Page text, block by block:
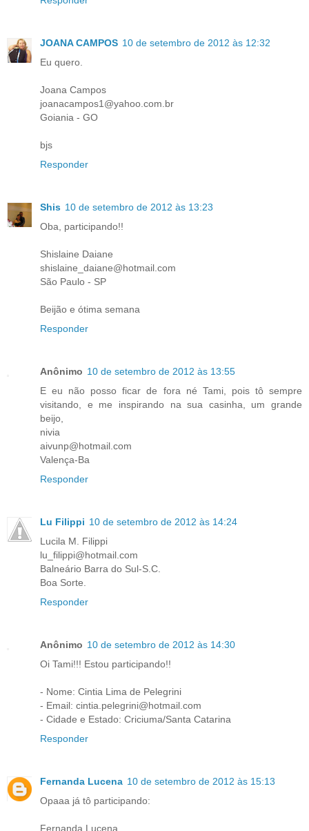
JOANA CAMPOS 10 de setembro de 2012 às 12:32
Eu quero.
Joana Campos
joanacampos1@yahoo.com.br
Goiania - GO
bjs
Responder
Shis 10 de setembro de 2012 às 13:23
Oba, participando!!
Shislaine Daiane
shislaine_daiane@hotmail.com
São Paulo - SP
Beijão e ótima semana
Responder
Anônimo 10 de setembro de 2012 às 13:55
E eu não posso ficar de fora né Tami, pois tô sempre
visitando, e me inspirando na sua casinha, um grande
beijo,
nivia
aivunp@hotmail.com
Valença-Ba
Responder
Lu Filippi 10 de setembro de 2012 às 14:24
Lucila M. Filippi
lu_filippi@hotmail.com
Balneário Barra do Sul-S.C.
Boa Sorte.
Responder
Anônimo 10 de setembro de 2012 às 14:30
Oi Tami!!! Estou participando!!
- Nome: Cintia Lima de Pelegrini
- Email: cintia.pelegrini@hotmail.com
- Cidade e Estado: Criciuma/Santa Catarina
Responder
Fernanda Lucena 10 de setembro de 2012 às 15:13
Opaaa já tô participando:
Fernanda Lucena